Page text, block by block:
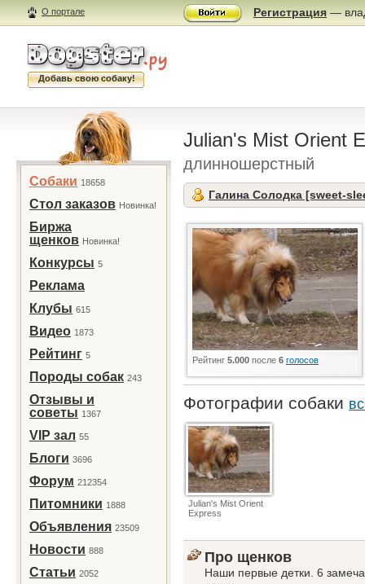
О портале Регистрация —
Добавь свою собаку!
Собаки 18658
Стол заказов Новинка!
Биржа
щенков Новинка!
Конкурсы 5
Реклама
Клубы 615
Видео 1873
Рейтинг 5
Породы собак 243
Отзывы и
советы 1367
VIP зал 55
Блоги 3696
Форум 212354
Питомники 1888
Объявления 23509
Новости 888
Статьи 2052
Julian's Mist Orient
длинношерстный
Галина Солодка [sweet-
Рейтинг 5.000 после 6 голосов
Фотографии собаки
Julian's Mist Orient
Express
Про щенков
Наши первые детки. 6